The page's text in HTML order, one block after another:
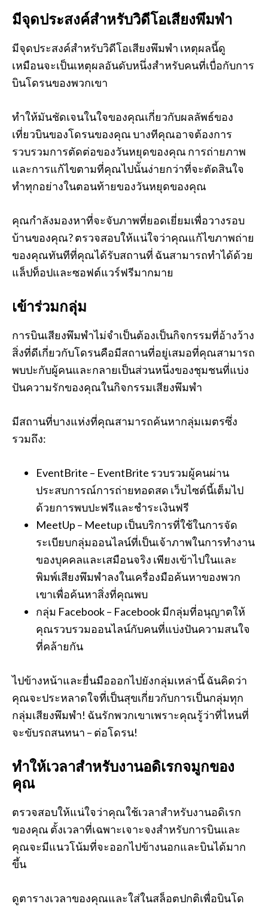
มีจุดประสงค์สำหรับวิดีโอเสียงพึมพำ
มีจุดประสงค์สำหรับวิดีโอเสียงพึมพำ เหตุผลนี้ดู
เหมือนจะเป็นเหตุผลอันดับหนึ่งสำหรับคนที่เบื่อกับการ
บินโดรนของพวกเขา
ทำให้มันชัดเจนในใจของคุณเกี่ยวกับผลลัพธ์ของ
เที่ยวบินของโดรนของคุณ บางทีคุณอาจต้องการ
รวบรวมการตัดต่อของวันหยุดของคุณ การถ่ายภาพ
และการแก้ไขตามที่คุณไปนั้นง่ายกว่าที่จะตัดสินใจ
ทำทุกอย่างในตอนท้ายของวันหยุดของคุณ
คุณกำลังมองหาที่จะจับภาพที่ยอดเยี่ยมเพื่อวางรอบ
บ้านของคุณ? ตรวจสอบให้แน่ใจว่าคุณแก้ไขภาพถ่าย
ของคุณทันทีที่คุณได้รับสถานที่ ฉันสามารถทำได้ด้วย
แล็ปท็อปและซอฟต์แวร์ฟรีมากมาย
เข้าร่วมกลุ่ม
การบินเสียงพึมพำไม่จำเป็นต้องเป็นกิจกรรมที่อ้างว้าง
สิ่งที่ดีเกี่ยวกับโดรนคือมีสถานที่อยู่เสมอที่คุณสามารถ
พบปะกับผู้คนและกลายเป็นส่วนหนึ่งของชุมชนที่แบ่ง
ปันความรักของคุณในกิจกรรมเสียงพึมพำ
มีสถานที่บางแห่งที่คุณสามารถค้นหากลุ่มเมตรซึ่ง
รวมถึง:
EventBrite – EventBrite รวบรวมผู้คนผ่าน
ประสบการณ์การถ่ายทอดสด เว็บไซต์นี้เต็มไป
ด้วยการพบปะฟรีและชำระเงินฟรี
MeetUp – Meetup เป็นบริการที่ใช้ในการจัด
ระเบียบกลุ่มออนไลน์ที่เป็นเจ้าภาพในการทำงาน
ของบุคคลและเสมือนจริง เพียงเข้าไปในและ
พิมพ์เสียงพึมพำลงในเครื่องมือค้นหาของพวก
เขาเพื่อค้นหาสิ่งที่คุณพบ
กลุ่ม Facebook – Facebook มีกลุ่มที่อนุญาตให้
คุณรวบรวมออนไลน์กับคนที่แบ่งปันความสนใจ
ที่คล้ายกัน
ไปข้างหน้าและยื่นมือออกไปยังกลุ่มเหล่านี้ ฉันคิดว่า
คุณจะประหลาดใจที่เป็นสุขเกี่ยวกับการเป็นกลุ่มทุก
กลุ่มเสียงพึมพำ! ฉันรักพวกเขาเพราะคุณรู้ว่าที่ไหนที่
จะขับรถสนทนา – ต่อโดรน!
ทำให้เวลาสำหรับงานอดิเรกจมูกของ
คุณ
ตรวจสอบให้แน่ใจว่าคุณใช้เวลาสำหรับงานอดิเรก
ของคุณ ตั้งเวลาที่เฉพาะเจาะจงสำหรับการบินและ
คุณจะมีแนวโน้มที่จะออกไปข้างนอกและบินได้มาก
ขึ้น
ดูตารางเวลาของคุณและใส่ในสล็อตปกติเพื่อบินโด